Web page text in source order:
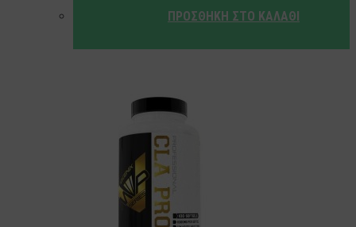
ΠΡΟΣΘΉΚΗ ΣΤΟ ΚΑΛΆΘΙ